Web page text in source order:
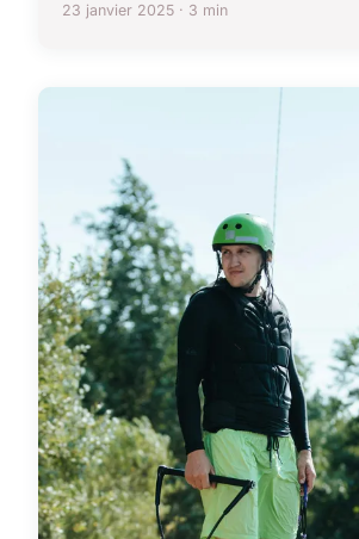
23 janvier 2025 · 3 min